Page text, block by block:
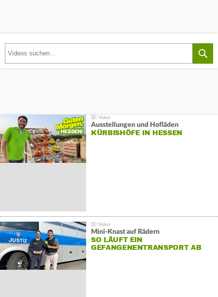
Ausstellungen und Hofläden
KÜRBISHÖFE IN HESSEN
Mini-Knast auf Rädern
SO LÄUFT EIN
GEFANGENENTRANSPORT AB